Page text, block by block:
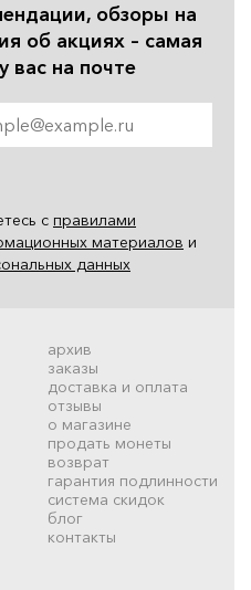
обзоры на
об акциях – самая
вас на почте
с правилами
материалов и
данных
архив
заказы
доставка и оплата
отзывы
о магазине
продать монеты
возврат
гарантия подлинности
система скидок
блог
контакты